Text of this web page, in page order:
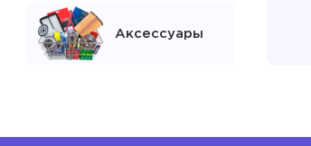
Аксессуары